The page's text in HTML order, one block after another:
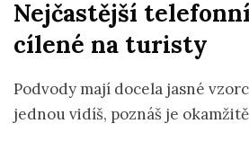
Nejčastější
cílené na turisty
Podvody mají docela jasné
jednou vidíš, poznáš je